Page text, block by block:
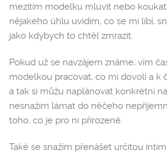
mezitím modelku mluvit nebo koukat
nějakého úhlu uvidím, co se mi líbí,
jako kdybych to chtěl zmrazit.
Pokud už se navzájem známe, vím
modelkou pracovat, co mi dovolí a k
a tak si můžu naplánovat konkrétní
nesnažím lámat do něčeho
toho, co je pro ni přirozené.
Také se snažím přenášet určitou